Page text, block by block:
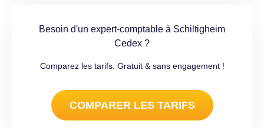
Besoin d'un expert-comptable à Schiltigheim
Cedex ?
Comparez les tarifs. Gratuit & sans engagement !
COMPARER LES TARIFS